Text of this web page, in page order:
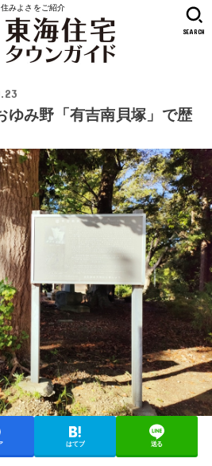
みよさをご紹介
SEARCH
ゆみ野「有吉南貝塚」で歴
はてブ 送る